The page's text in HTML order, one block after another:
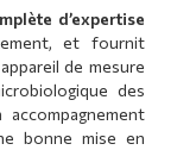
d’expertise
et fournit
de mesure
des
bonne mise en